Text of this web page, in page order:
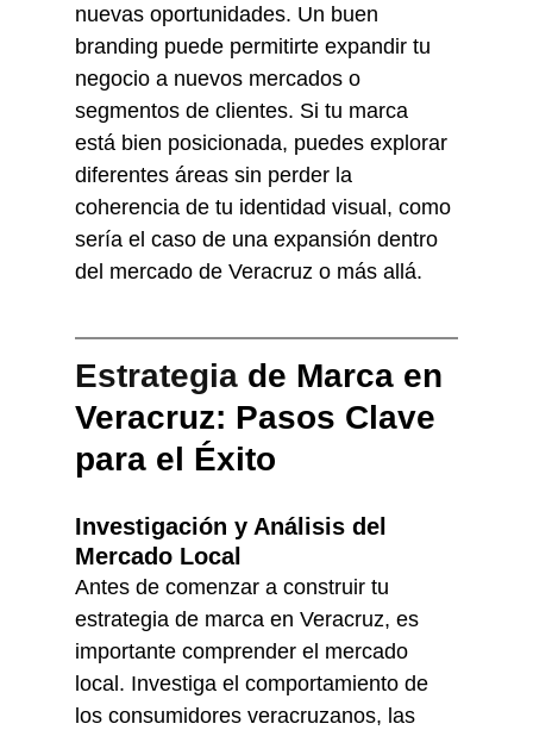
nuevas oportunidades. Un buen
branding puede permitirte expandir tu
negocio a nuevos mercados o
segmentos de clientes. Si tu marca
está bien posicionada, puedes explorar
diferentes áreas sin perder la
coherencia de tu identidad visual, como
sería el caso de una expansión dentro
del mercado de Veracruz o más allá.
Estrategia de Marca en
Veracruz: Pasos Clave
para el Éxito
Investigación y Análisis del
Mercado Local
Antes de comenzar a construir tu
estrategia de marca en Veracruz, es
importante comprender el mercado
local. Investiga el comportamiento de
los consumidores veracruzanos, las